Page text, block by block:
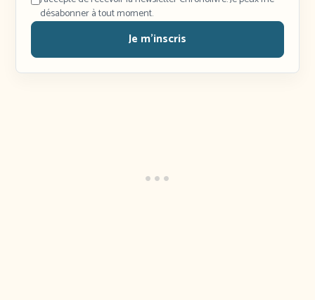
désabonner à tout moment.